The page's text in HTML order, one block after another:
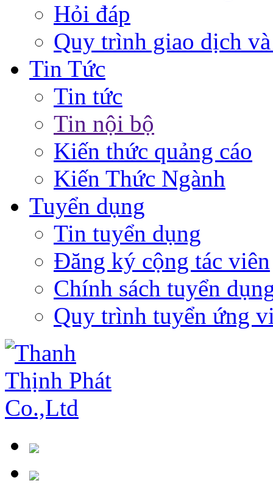
Hỏi đáp
Quy trình giao dịch
Tin Tức
Tin tức
Tin nội bộ
Kiến thức quảng cáo
Kiến Thức Ngành
Tuyển dụng
Tin tuyển dụng
Đăng ký cộng tác viên
Chính sách tuyển
Quy trình tuyển ứng